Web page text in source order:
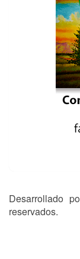
Desarrollado
reservados.